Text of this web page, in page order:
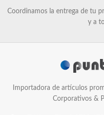
Coordinamos la entrega de tu
y a
Importadora de artículos
Corporativos &